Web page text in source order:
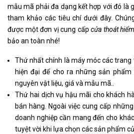
mẫu mã phải đa dạng kết hợp với đó là
tham khảo các tiêu chí dưới đây.
được một đơn vị cung cấp cửa thoát hiểm
bảo an toàn nhé!
Thứ nhất chính là máy móc các trang
hiện đại để cho ra những sản
nguyên vật liệu, giá và mẫu mã..
Thứ hai dịch vụ hậu mãi cho khách
bán hàng. Ngoài việc cung cấp
doanh nghiệp cần mang đến cho
tuyệt vời khi lựa chọn các sản phẩm